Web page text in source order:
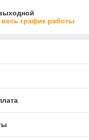
весь график работы